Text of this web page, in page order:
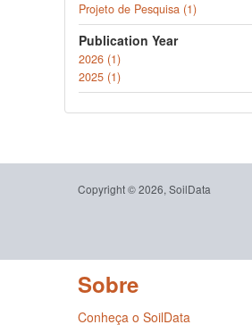
Projeto de Pesquisa (1)
Publication Year
2026 (1)
2025 (1)
Copyright © 2026, SoilData
Sobre
Conheça o SoilData